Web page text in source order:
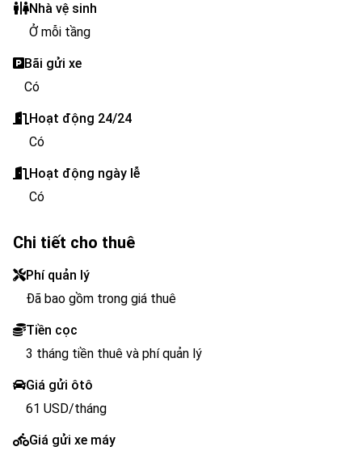
Nhà vệ sinh
Ở mỗi tầng
Bãi gửi xe
Có
Hoạt động 24/24
Có
Hoạt động ngày lễ
Có
Chi tiết cho thuê
Phí quản lý
Đã bao gồm trong giá thuê
Tiền cọc
3 tháng tiền thuê và phí quản lý
Giá gửi ôtô
61 USD/tháng
Giá gửi xe máy